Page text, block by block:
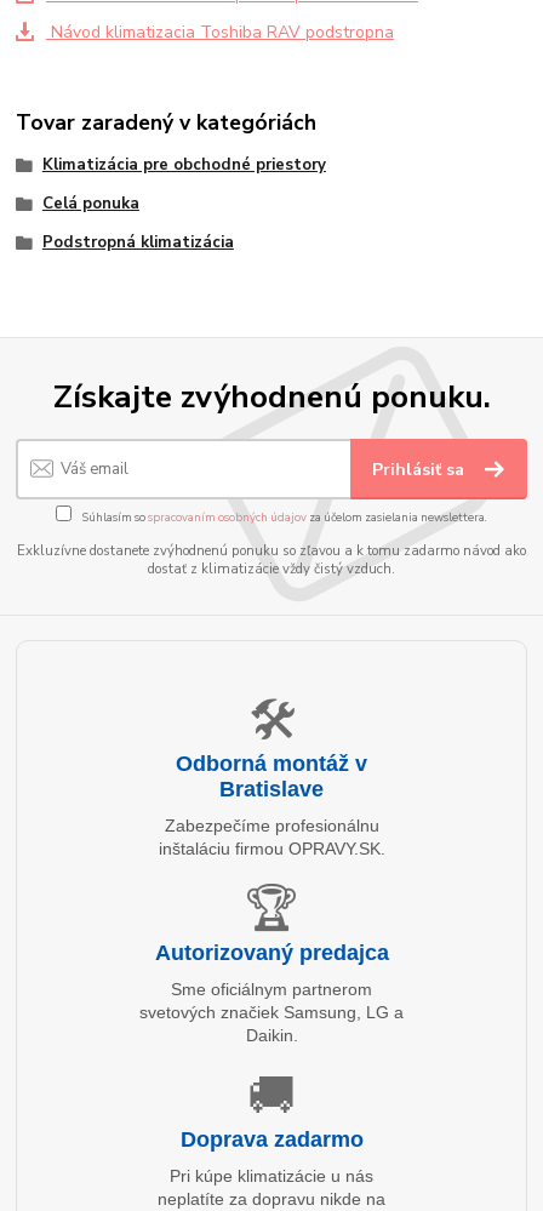
Návod klimatizacia Toshiba RAV podstropna
Tovar zaradený v kategóriách
Klimatizácia pre obchodné priestory
Celá ponuka
Podstropná klimatizácia
Získajte zvýhodnenú ponuku.
Prihlásiť sa
Súhlasím sospracovaním osobných údajov za účelom zasielania newslettera.
Exkluzívne dostanete zvýhodnenú ponuku so zľavou a k tomu zadarmo návod ako
dostať z klimatizácie vždy čistý vzduch.
🛠️
Odborná montáž v
Bratislave
Zabezpečíme profesionálnu
inštaláciu firmou OPRAVY.SK.
🏆
Autorizovaný predajca
Sme oficiálnym partnerom
svetových značiek Samsung, LG a
Daikin.
🚚
Doprava zadarmo
Pri kúpe klimatizácie u nás
neplatíte za dopravu nikde na